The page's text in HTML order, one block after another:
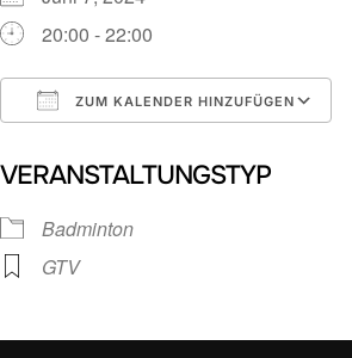
20:00 - 22:00
ZUM KALENDER HINZUFÜGEN
VERANSTALTUNGSTYP
Badminton
GTV